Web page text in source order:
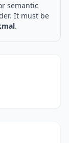
semantic
It must be
.